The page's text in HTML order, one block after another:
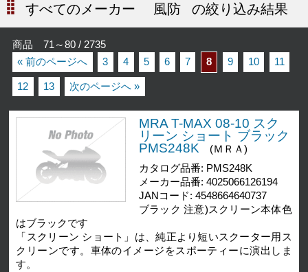
すべてのメーカー 風防 の絞り込み結果
商品 71～80 / 2735
« 前のページへ
3 4 5 6 7 8 9 10 11
12 13 次のページへ »
MRA T-MAX 08-10 スク
リーン ショート ブラック
PMS248K
(ＭＲＡ)
カタログ品番: PMS248K
メーカー品番: 4025066126194
JANコード: 4548664640737
ブラック 注意)スクリーン本体色
はブラックです
「スクリーン ショート」は、純正より短いスクーター用ス
クリーンです。車体のイメージをスポーティーに演出しま
す。